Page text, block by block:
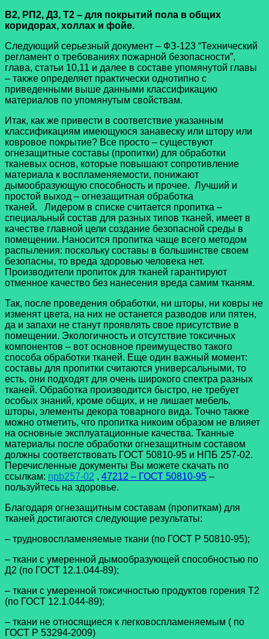
В2, РП2, Д3, Т2 – для покрытий пола в общих
коридорах, холлах и фойе.
Следующий серьезный документ – ФЗ-123 “Технический
регламент о требованиях пожарной безопасности”,
глава, статьи 10,11 и далее в составе упомянутой главы
– также определяет практически однотипно с
приведенными выше данными классификацию
материалов по упомянутым свойствам.
Итак, как же привести в соответствие указанным
классификациям имеющуюся занавеску или штору или
ковровое покрытие? Все просто – существуют
огнезащитные составы (пропитки) для обработки
тканевых основ, которые повышают сопротивление
материала к воспламеняемости, понижают
дымообразующую способность и прочее. Лучший и
простой выход – огнезащитная обработка
тканей. Лидером в списке считается пропитка –
специальный состав для разных типов тканей, имеет в
качестве главной цели создание безопасной среды в
помещении. Наносится пропитка чаще всего методом
распыления: поскольку составы в большинстве своем
безопасны, то вреда здоровью человека нет.
Производители пропиток для тканей гарантируют
отменное качество без нанесения вреда самим тканям.
Так, после проведения обработки, ни шторы, ни ковры не
изменят цвета, на них не останется разводов или пятен,
да и запахи не станут проявлять свое присутствие в
помещении. Экологичность и отсутствие токсичных
компонентов – вот основное преимущество такого
способа обработки тканей. Еще один важный момент:
составы для пропитки считаются универсальными, то
есть, они подходят для очень широкого спектра разных
тканей. Обработка производится быстро, не требует
особых знаний, кроме общих, и не лишает мебель,
шторы, элементы декора товарного вида. Точно также
можно отметить, что пропитка никоим образом не влияет
на основные эксплуатационные качества. Тканные
материалы после обработки огнезащитным составом
должны соответствовать ГОСТ 50810-95 и НПБ 257-02.
Перечисленные документы Вы можете скачать по
ссылкам: npb257-02 , 47212 – ГОСТ 50810-95 –
пользуйтесь на здоровье.
Благодаря огнезащитным составам (пропиткам) для
тканей достигаются следующие результаты:
– трудновоспламеняемые ткани (по ГОСТ Р 50810-95);
– ткани с умеренной дымообразующей способностью по
Д2 (по ГОСТ 12.1.044-89);
– ткани с умеренной токсичностью продуктов горения Т2
(по ГОСТ 12.1.044-89);
– ткани не относящиеся к легковоспламеняемым ( по
ГОСТ Р 53294-2009)